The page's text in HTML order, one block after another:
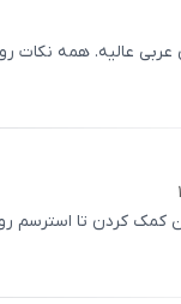
عالیه. همه نکات
کردن تا استرسم رو